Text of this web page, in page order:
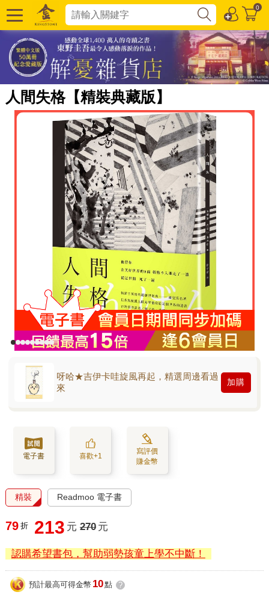
0
人間失格【精裝典藏版】
呀哈★吉伊卡哇旋風再起，精選周邊看過
來
加購
電子書 喜歡+1
寫評價
賺金幣
精裝 Readmoo 電子書
79 折 213 元 270 元
認購希望書包，幫助弱勢孩童上學不中斷！
預計最高可得金幣 10點 ?